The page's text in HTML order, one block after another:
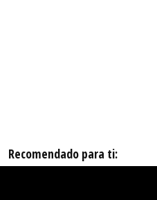
Recomendado para ti: